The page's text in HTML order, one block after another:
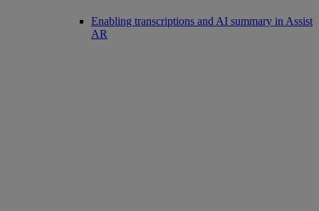
Enabling transcriptions and AI summary in Assist
AR